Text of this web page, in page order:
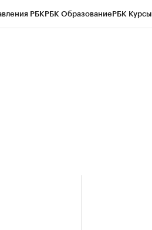
РБКРБК ОбразованиеРБК Курсы